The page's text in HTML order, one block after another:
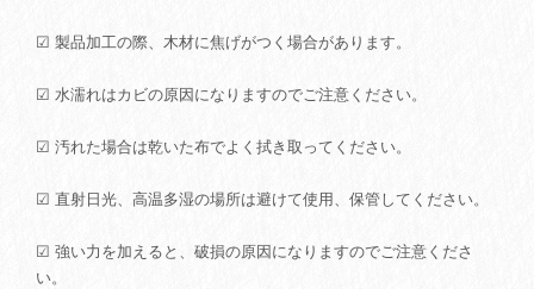
☑ 製品加工の際、木材に焦げがつく場合があります。
☑ 水濡れはカビの原因になりますのでご注意ください。
☑ 汚れた場合は乾いた布でよく拭き取ってください。
☑ 直射日光、高温多湿の場所は避けて使用、保管してください。
☑ 強い力を加えると、破損の原因になりますのでご注意くださ
い。